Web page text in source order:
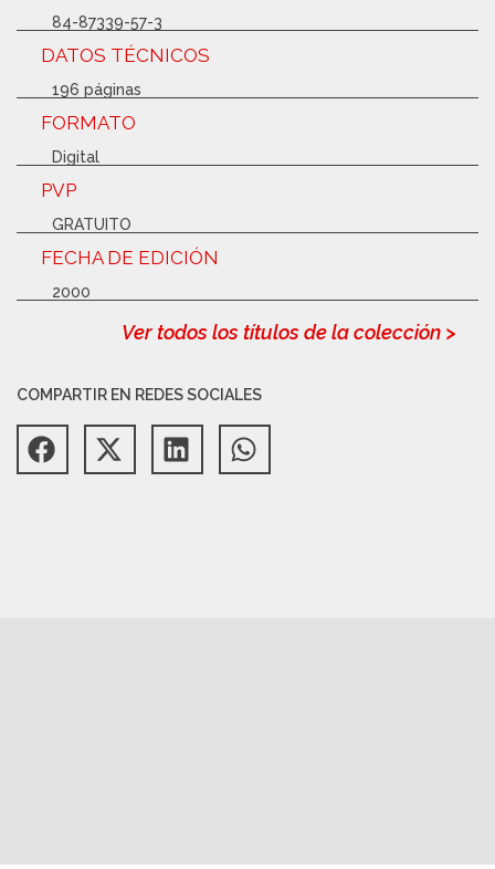
84-87339-57-3
DATOS TÉCNICOS
196 páginas
FORMATO
Digital
PVP
GRATUITO
FECHA DE EDICIÓN
2000
Ver todos los títulos de la colección >
COMPARTIR EN REDES SOCIALES